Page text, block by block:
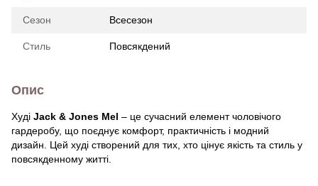
Сезон Всесезон
Стиль Повсякдений
Опис
Худі Jack & Jones Mel – це сучасний елемент чоловічого
гардеробу, що поєднує комфорт, практичність і модний
дизайн. Цей худі створений для тих, хто цінує якість та стиль у
повсякденному житті.